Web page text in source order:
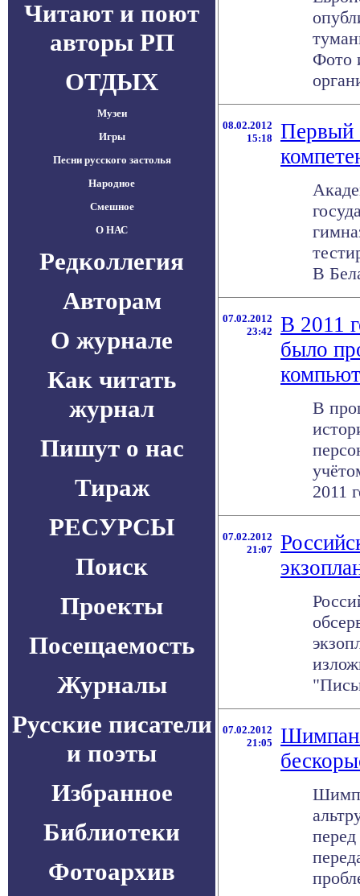
Читают и поют
авторы РП
ОТДЫХ
Музеи
Игры
Песни русского застолья
Народное
Смешное
О НАС
Редколлегия
Авторам
О журнале
Как читать
журнал
Пишут о нас
Тираж
РЕСУРСЫ
Поиск
Проекты
Посещаемость
Журналы
Русские писатели
и поэты
Избранное
Библиотеки
Фотоархив
Фото
08.02.2012
15:18
Первый
В
07.02.2012
23:42
В 2011
было
В
2011
07.02.2012
21:07
07.02.2012
21:05